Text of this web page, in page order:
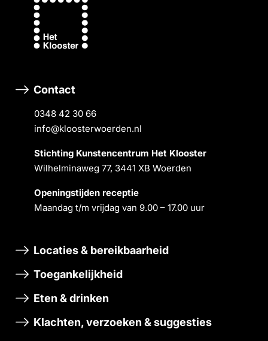
Contact
0348 42 30 66
info@kloosterwoerden.nl
Stichting Kunstencentrum Het Klooster
Wilhelminaweg 77, 3441 XB Woerden
Openingstĳden receptie
Maandag t/m vrĳdag van 9.00 – 17.00 uur
Locaties & bereikbaarheid
Toegankelijkheid
Eten & drinken
Klachten, verzoeken & suggesties